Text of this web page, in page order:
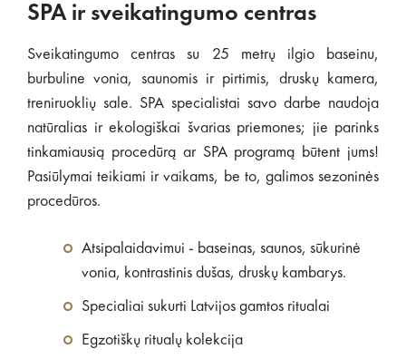
SPA ir sveikatingumo centras
Sveikatingumo centras su 25 metrų ilgio baseinu,
burbuline vonia, saunomis ir pirtimis, druskų kamera,
treniruoklių sale. SPA specialistai savo darbe naudoja
natūralias ir ekologiškai švarias priemones; jie parinks
tinkamiausią procedūrą ar SPA programą būtent jums!
Pasiūlymai teikiami ir vaikams, be to, galimos sezoninės
procedūros.
Atsipalaidavimui - baseinas, saunos, sūkurinė
vonia, kontrastinis dušas, druskų kambarys.
Specialiai sukurti Latvijos gamtos ritualai
Egzotiškų ritualų kolekcija